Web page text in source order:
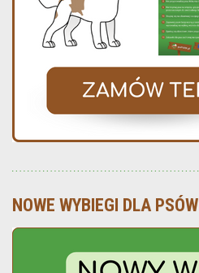
NOWE WYBIEGI DLA PSÓW